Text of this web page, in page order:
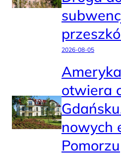
2026-08-05
otwiera
nowych
Pomorzu